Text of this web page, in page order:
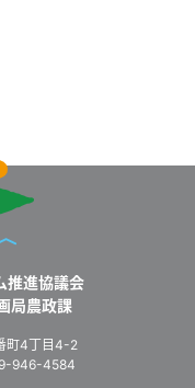
推進協議会
局農政課
町4丁目4-2
946-4584